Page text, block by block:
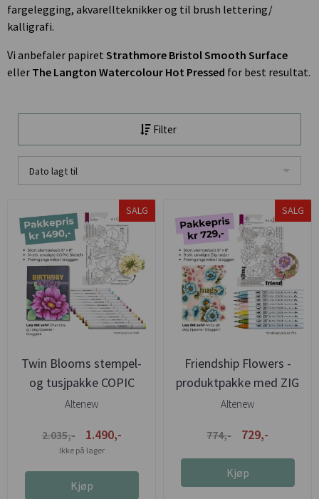
fargelegging, akvarellteknikker og til brush lettering/
kalligrafi.
Vi anbefaler papiret Strathmore Bristol Smooth Surface
eller The Langton Watercolour Hot Pressed for best resultat.
Filter
Dato lagt til
SALG
Twin Blooms stempel-
og tusjpakke COPIC
Altenew
2.035,- 1.490,-
Ikke på lager
Kjøp
SALG
Friendship Flowers -
produktpakke med ZIG
Altenew
774,- 729,-
Kjøp